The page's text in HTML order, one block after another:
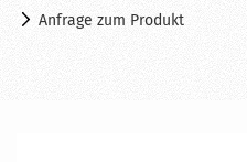
Anfrage zum Produkt